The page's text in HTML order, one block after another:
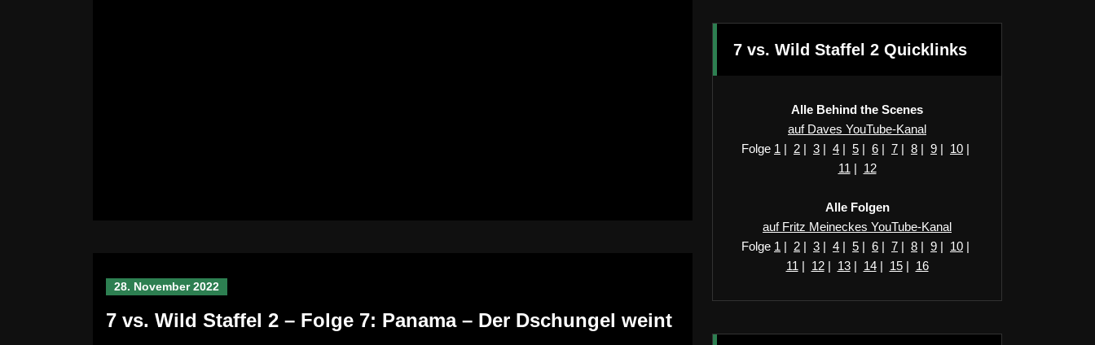
28. November 2022
7 vs. Wild Staffel 2 – Folge 7: Panama – Der Dschungel weint
7 vs. Wild Staffel 2 Quicklinks
Alle Behind the Scenes
auf Daves YouTube-Kanal
Folge 1 | 2 | 3 | 4 | 5 | 6 | 7 | 8 | 9 | 10 |
11 | 12
Alle Folgen
auf Fritz Meineckes YouTube-Kanal
Folge 1 | 2 | 3 | 4 | 5 | 6 | 7 | 8 | 9 | 10 |
11 | 12| 13| 14| 15| 16